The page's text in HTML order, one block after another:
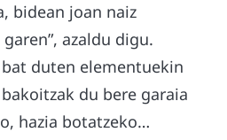
bidean joan naiz
azaldu digu.
duten elementuekin
du bere garaia
hazia botatzeko…